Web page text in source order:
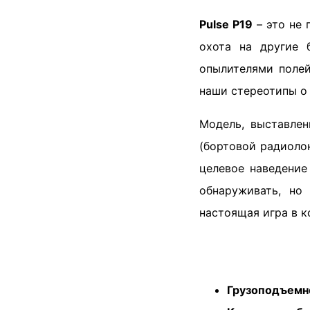
Pulse P19 – это не
охота на другие
опылителями
наши стереотипы
Модель,
(бортовой
целевое
обнаруживать,
настоящая игра в